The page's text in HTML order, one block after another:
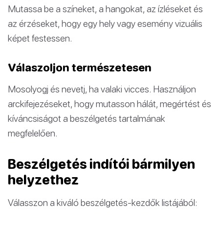
Mutassa be a színeket, a hangokat, az ízléseket és
az érzéseket, hogy egy hely vagy esemény vizuális
képet festessen.
Válaszoljon természetesen
Mosolyogj és nevetj, ha valaki vicces. Használjon
arckifejezéseket, hogy mutasson hálát, megértést és
kíváncsiságot a beszélgetés tartalmának
megfelelően.
Beszélgetés indítói bármilyen
helyzethez
Válasszon a kiváló beszélgetés-kezdők listájából: